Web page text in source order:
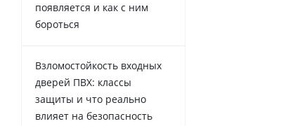
появляется и как с ним
бороться
Взломостойкость входных
дверей ПВХ: классы
защиты и что реально
влияет на безопасность